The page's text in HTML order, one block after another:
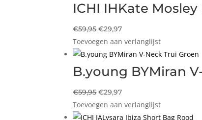
ICHI IHKate
€59,95Oorspronkelijke
prijs
was:
€29,97Huidige
prijs
is:
€29,97.
Toevoegen aan verlanglijst
B.young BYMiran
€59,95Oorspronkelijke
prijs
was:
€29,97Huidige
prijs
is:
Toevoegen aan verlanglijst